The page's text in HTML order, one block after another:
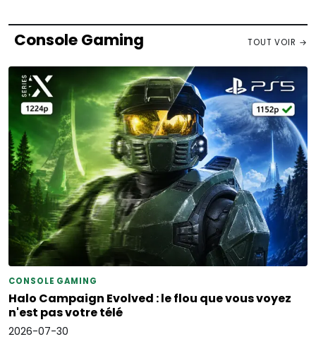
Console Gaming TOUT VOIR →
CONSOLE GAMING
Halo Campaign Evolved : le flou que vous voyez
n'est pas votre télé
2026-07-30